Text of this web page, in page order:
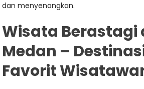
dan menyenangkan.
Wisata Berastagi
Medan –
Favorit